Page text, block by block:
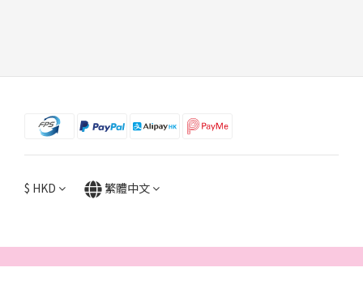
$ HKD 繁體中文